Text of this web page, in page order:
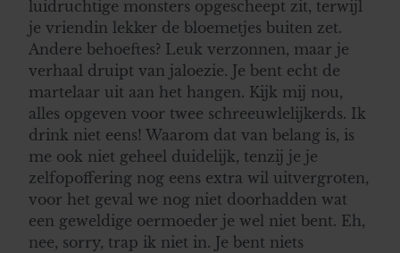
luidruchtige monsters opgescheept zit, terwijl
je vriendin lekker de bloemetjes buiten zet.
Andere behoeftes? Leuk verzonnen, maar je
verhaal druipt van jaloezie. Je bent echt de
martelaar uit aan het hangen. Kijk mij nou,
alles opgeven voor twee schreeuwlelijkerds. Ik
drink niet eens! Waarom dat van belang is, is
me ook niet geheel duidelijk, tenzij je je
zelfopoffering nog eens extra wil uitvergroten,
voor het geval we nog niet doorhadden wat
een geweldige oermoeder je wel niet bent. Eh,
nee, sorry, trap ik niet in. Je bent niets